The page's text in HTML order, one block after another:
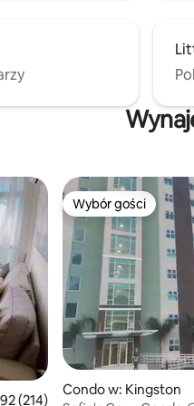
ocena: 4,92 na 5, liczba
(214)
Wybór gości
Wybór gości
Condo w: Kingston